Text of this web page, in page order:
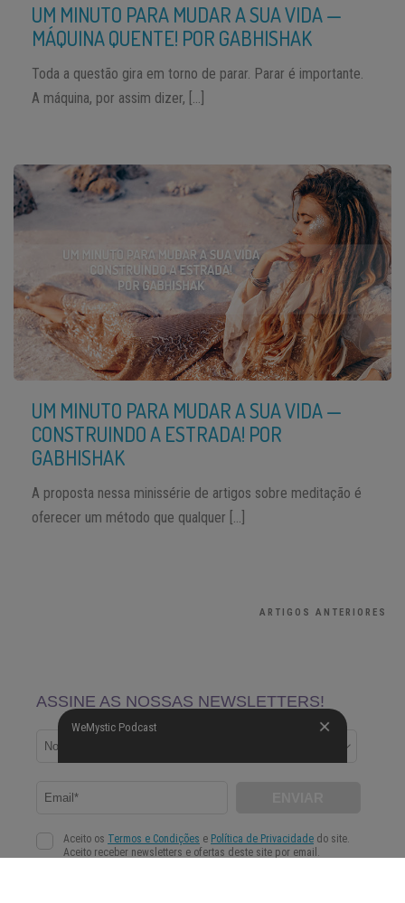
UM MINUTO PARA MUDAR A SUA VIDA —
MÁQUINA QUENTE! POR GABHISHAK
Toda a questão gira em torno de parar. Parar é importante.
A máquina, por assim dizer, […]
UM MINUTO PARA MUDAR A SUA VIDA —
CONSTRUINDO A ESTRADA! POR
GABHISHAK
A proposta nessa minissérie de artigos sobre meditação é
oferecer um método que qualquer […]
ARTIGOS ANTERIORES
WeMystic Podcast